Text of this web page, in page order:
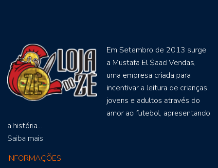
Em Setembro de 2013 surge
a Mustafa El $aad Vendas,
uma empresa criada para
incentivar a leitura de crianças,
jovens e adultos através do
amor ao futebol, apresentando
a história...
Saiba mais
INFORMAÇÕES